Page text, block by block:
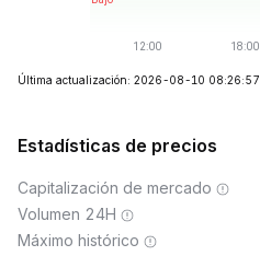
Última actualización: 2026-08-10 08:26:57
Estadísticas de precios
Capitalización de mercado
Volumen 24H
Máximo histórico